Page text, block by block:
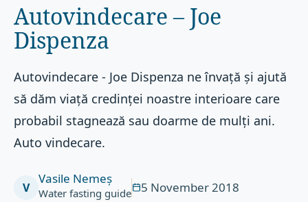
Autovindecare – Joe
Dispenza
Autovindecare - Joe Dispenza ne învață și ajută
să dăm viață credinței noastre interioare care
probabil stagnează sau doarme de mulți ani.
Auto vindecare.
V
Vasile Nemeș
Water fasting guide
5 November 2018